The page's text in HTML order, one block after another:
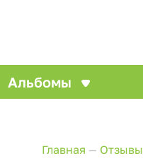
Альбомы
Главная — Отзывы